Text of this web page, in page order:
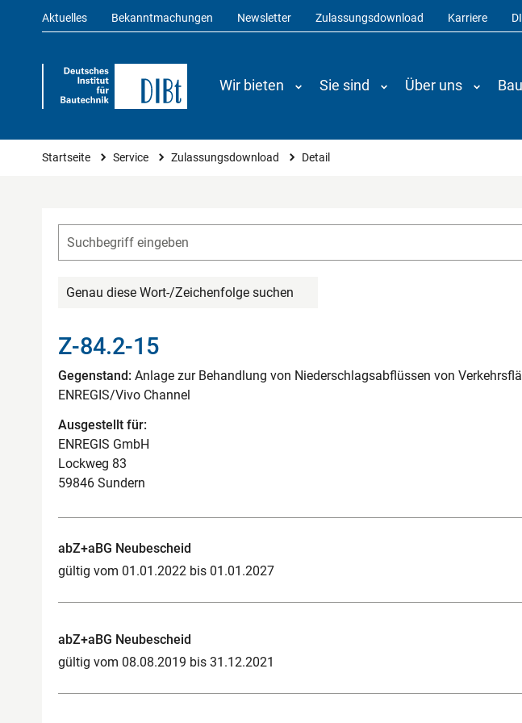
Aktuelles Bekanntmachungen Newsletter Zulassungsdownload Karriere
Wir bieten Sie sind Über uns
Sie sind hier
Startseite Service Zulassungsdownload Detail
Genau diese Wort-/Zeichenfolge suchen
Z-84.2-15
Gegenstand: Anlage zur Behandlung von Niederschlagsabflüssen von
ENREGIS/Vivo Channel
Ausgestellt für:
ENREGIS GmbH
Lockweg 83
59846 Sundern
abZ+aBG Neubescheid
gültig vom 01.01.2022 bis 01.01.2027
abZ+aBG Neubescheid
gültig vom 08.08.2019 bis 31.12.2021